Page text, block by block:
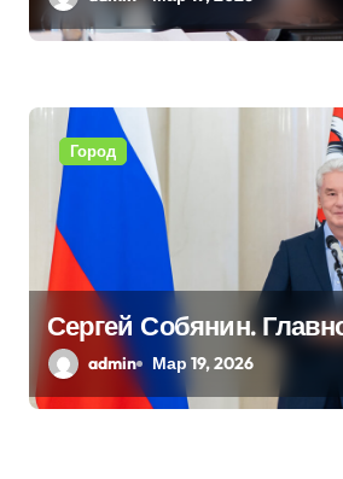
Город
Сергей Собянин.
admin Мар 19, 2026